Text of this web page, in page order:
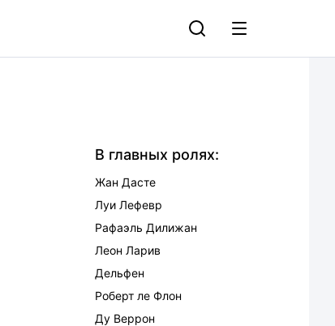
В главных ролях:
Жан Дасте
Луи Лефевр
Рафаэль Дилижан
Леон Ларив
Дельфен
Роберт ле Флон
Ду Веррон